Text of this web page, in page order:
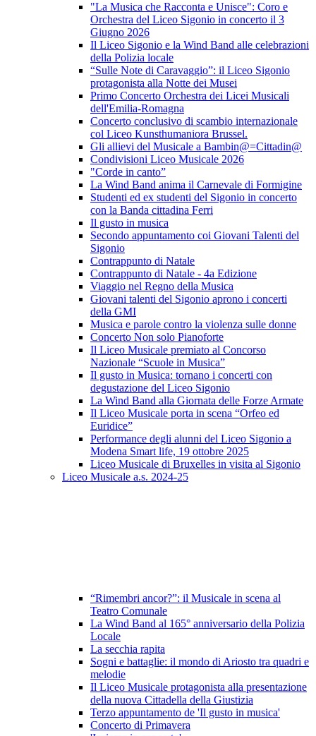
"La Musica che Racconta e Unisce": Coro e
Orchestra del Liceo Sigonio in concerto il 3
Giugno 2026
Il Liceo Sigonio e la Wind Band alle celebrazioni
della Polizia locale
“Sulle Note di Caravaggio”: il Liceo Sigonio
protagonista alla Notte dei Musei
Primo Concerto Orchestra dei Licei Musicali
dell'Emilia-Romagna
Concerto conclusivo di scambio internazionale
col Liceo Kunsthumaniora Brussel.
Gli allievi del Musicale a Bambin@=Cittadin@
Condivisioni Liceo Musicale 2026
"Corde in canto”
La Wind Band anima il Carnevale di Formigine
Studenti ed ex studenti del Sigonio in concerto
con la Banda cittadina Ferri
Il gusto in musica
Secondo appuntamento coi Giovani Talenti del
Sigonio
Contrappunto di Natale
Contrappunto di Natale - 4a Edizione
Viaggio nel Regno della Musica
Giovani talenti del Sigonio aprono i concerti
della GMI
Musica e parole contro la violenza sulle donne
Concerto Non solo Pianoforte
Il Liceo Musicale premiato al Concorso
Nazionale “Scuole in Musica”
Il gusto in Musica: tornano i concerti con
degustazione del Liceo Sigonio
La Wind Band alla Giornata delle Forze Armate
Il Liceo Musicale porta in scena “Orfeo ed
Euridice”
Performance degli alunni del Liceo Sigonio a
Modena Smart life, 19 ottobre 2025
Liceo Musicale di Bruxelles in visita al Sigonio
Liceo Musicale a.s. 2024-25
“Rimembri ancor?”: il Musicale in scena al
Teatro Comunale
La Wind Band al 165° anniversario della Polizia
Locale
La secchia rapita
Sogni e battaglie: il mondo di Ariosto tra quadri e
melodie
Il Liceo Musicale protagonista alla presentazione
della nuova Cittadella della Giustizia
Terzo appuntamento de 'Il gusto in musica'
Concerto di Primavera